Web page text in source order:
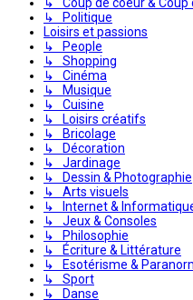
↳ Politique
Loisirs et passions
↳ People
↳ Shopping
↳ Cinéma
↳ Musique
↳ Cuisine
↳ Loisirs créatifs
↳ Bricolage
↳ Décoration
↳ Jardinage
↳ Dessin & Photographie
↳ Arts visuels
↳ Internet &
↳ Jeux & Consoles
↳ Philosophie
↳ Écriture & Littérature
↳ Esotérisme &
↳ Sport
↳ Danse